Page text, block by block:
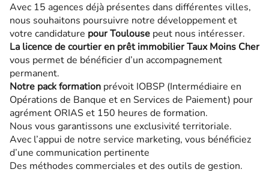
Avec 15 agences déjà présentes dans différentes villes,
nous souhaitons poursuivre notre développement et
votre candidature pour Toulouse peut nous intéresser.
La licence de courtier en prêt immobilier Taux Moins Cher
vous permet de bénéficier d’un accompagnement
permanent.
Notre pack formation prévoit IOBSP (Intermédiaire en
Opérations de Banque et en Services de Paiement) pour
agrément ORIAS et 150 heures de formation.
Nous vous garantissons une exclusivité territoriale.
Avec l’appui de notre service marketing, vous bénéficiez
d’une communication pertinente
Des méthodes commerciales et des outils de gestion.